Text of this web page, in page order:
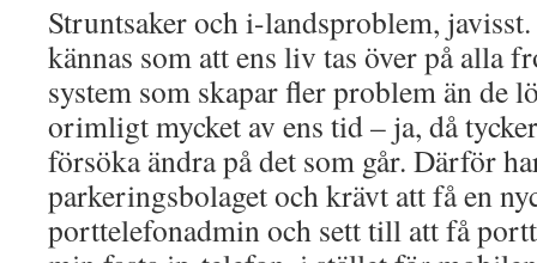
Struntsaker och i-landsproblem,
kännas som att ens liv tas över på alla
system som skapar fler problem än de
orimligt mycket av ens tid – ja, då
försöka ändra på det som går. Därför
parkeringsbolaget och krävt att få en
porttelefonadmin och sett till att få